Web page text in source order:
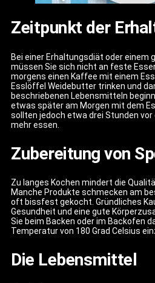
Zeitpunkt der
Bei einer Erhaltungsdiät oder einem
müssen Sie sich nicht an feste
morgens einen Kaffee mit einem
Esslöffel Weidebutter trinken und
beschriebenen Lebensmitteln
etwas später am Morgen mit dem
sollten jedoch etwa drei Stunden
mehr essen.
Zubereitung von
Zu langes Kochen mindert die
Manche Produkte schmecken am
oft bissfest gekocht. Gründliches
Gesundheit und eine gute
Sie beim Backen oder im Backofen
Temperatur von 180 Grad Celsius
Die Lebensmittel